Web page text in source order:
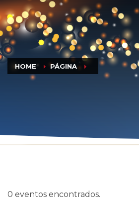
HOME PÁGINA
0 eventos encontrados.